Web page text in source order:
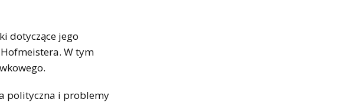
dotyczące jego
W tym
polityczna i problemy